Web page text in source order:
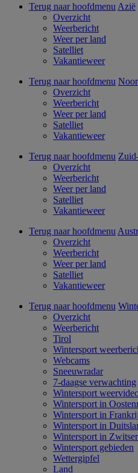
Terug naar hoofdmenu Azië
Overzicht
Weerbericht
Weer per land
Satelliet
Vakantieweer
Terug naar hoofdmenu
Overzicht
Weerbericht
Weer per land
Satelliet
Vakantieweer
Terug naar hoofdmenu
Overzicht
Weerbericht
Weer per land
Satelliet
Vakantieweer
Terug naar hoofdmenu
Overzicht
Weerbericht
Weer per land
Satelliet
Vakantieweer
Terug naar hoofdmenu
Overzicht
Weerbericht
Tirol
Wintersport
Webcams
Sneeuwradar
7-daagse verwachting
Wintersport
Wintersport in
Wintersport in
Wintersport in
Wintersport in
Wintersport gebieden
Wettergipfel
Land